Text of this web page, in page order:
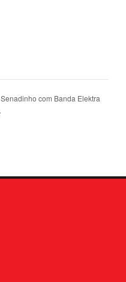
Senadinho com Banda Elektra